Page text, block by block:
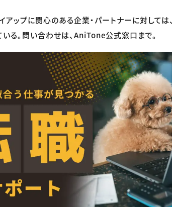
アップに関心のある企業・パートナーに対して
る。問い合わせは、AniTone公式窓口まで。